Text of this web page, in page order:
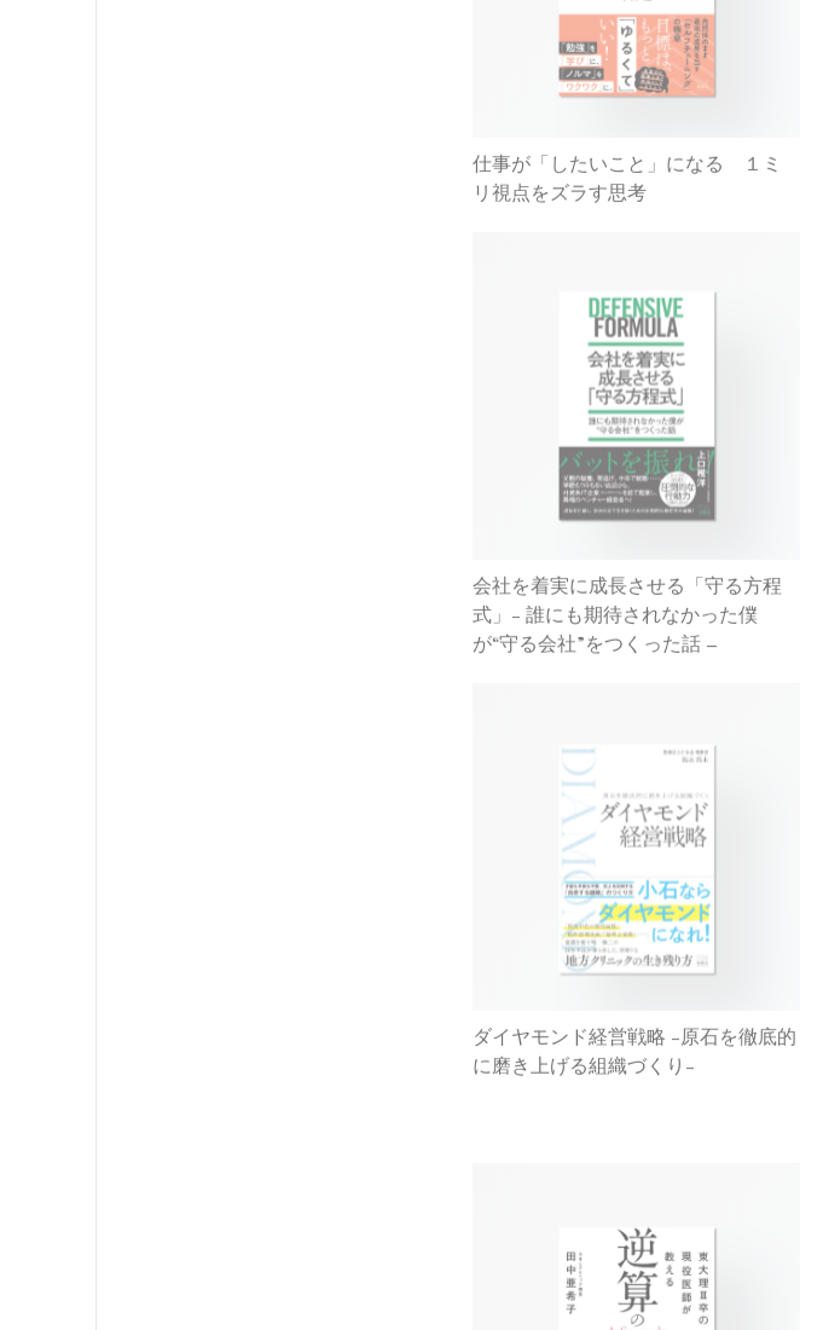
仕事が「したいこと」になる １ミ
リ視点をズラす思考
会社を着実に成長させる「守る方程
式」- 誰にも期待されなかった僕
が“守る会社”をつくった話 –
ダイヤモンド経営戦略 -原石を徹底的
に磨き上げる組織づくり-